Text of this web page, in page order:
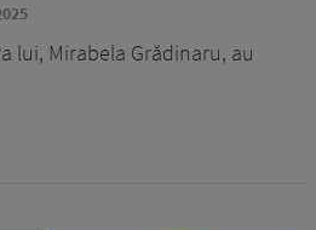
lui, Mirabela Grădinaru, au